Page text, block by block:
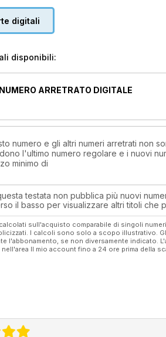
digitali
disponibili:
ARRETRATO DIGITALE
numero e gli altri numeri arretrati non
l'ultimo numero regolare e i nuovi
minimo di
testata non pubblica più nuovi
il basso per visualizzare altri titoli che
sull'acquisto comparabile di singoli
I calcoli sono solo a scopo illustrativo.
l'abbonamento, se non diversamente indicato.
Il mio account fino a 24 ore prima della